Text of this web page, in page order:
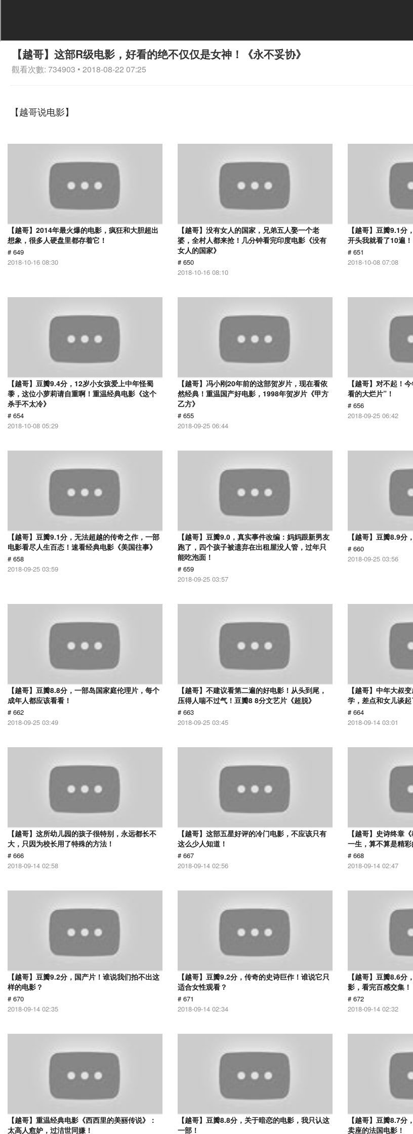
【越哥】这部R级电影，好看的绝不仅仅是女神！《永不妥协》
觀看次數: 734903 • 2018-08-22 07:25
【越哥说电影】
【越哥】2014年最火爆的电影，疯狂和大胆超出
想象，很多人硬盘里都存着它！
# 649
2018-10-16 08:30
【越哥】没有女人的国家，兄弟五人娶一个老
婆，全村人都来抢！几分钟看完印度电影《没有
女人的国家》
# 650
2018-10-16 08:10
【越哥】豆瓣9.1分
开头我就看了10遍！
# 651
2018-10-08 07:08
【越哥】豆瓣9.4分，12岁小女孩爱上中年怪蜀
黍，这位小萝莉请自重啊！重温经典电影《这个
杀手不太冷》
# 654
2018-10-08 05:29
【越哥】冯小刚20年前的这部贺岁片，现在看依
然经典！重温国产好电影，1998年贺岁片《甲方
乙方》
# 655
2018-09-25 06:44
【越哥】对不起！
看的大烂片”！
# 656
2018-09-25 06:42
【越哥】豆瓣9.1分，无法超越的传奇之作，一部
电影看尽人生百态！速看经典电影《美国往事》
# 658
2018-09-25 03:59
【越哥】豆瓣9.0，真实事件改编：妈妈跟新男友
跑了，四个孩子被遗弃在出租屋没人管，过年只
能吃泡面！
# 659
2018-09-25 03:57
【越哥】豆瓣8.9分
# 660
2018-09-25 03:56
【越哥】豆瓣8.8分，一部岛国家庭伦理片，每个
成年人都应该看看！
# 662
2018-09-25 03:49
【越哥】不建议看第二遍的好电影！从头到尾，
压得人喘不过气！豆瓣8 8分文艺片《超脱》
# 663
2018-09-25 03:45
【越哥】中年大叔
学，差点和女儿谈起
# 664
2018-09-14 03:01
【越哥】这所幼儿园的孩子很特别，永远都长不
大，只因为校长用了特殊的方法！
# 666
2018-09-14 02:58
【越哥】这部五星好评的冷门电影，不应该只有
这么少人知道！
# 667
2018-09-14 02:56
【越哥】史诗终章
一生，算不算是精彩
# 668
2018-09-14 02:47
【越哥】豆瓣9.2分，国产片！谁说我们拍不出这
样的电影？
# 670
2018-09-14 02:35
【越哥】豆瓣9.2分，传奇的史诗巨作！谁说它只
适合女性观看？
# 671
2018-09-14 02:34
【越哥】豆瓣8.6分
影，看完百感交集！
# 672
2018-09-14 02:32
【越哥】重温经典电影《西西里的美丽传说》：
太高人愈妒，过洁世同嫌！
【越哥】豆瓣8.8分，关于暗恋的电影，我只认这
一部！
【越哥】豆瓣8.7分
卖座的法国电影！